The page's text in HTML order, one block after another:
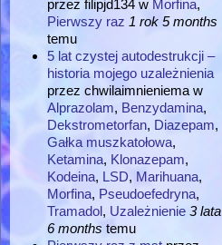
przez filipjd134 w Morfina,
Pierwszy raz 1 rok 5 months
temu
5 lat czystej autodestrukcji –
historia mojego uzależnienia
przez chwilaimnieniema w
Alprazolam, Benzydamina,
Dekstrometorfan, Diazepam,
Gałka muszkatołowa,
Ketamina, Klonazepam,
Kodeina, LSD, Marihuana,
Morfina, Pseudoefedryna,
Tramadol, Uzależnienie 3 lata
6 months temu